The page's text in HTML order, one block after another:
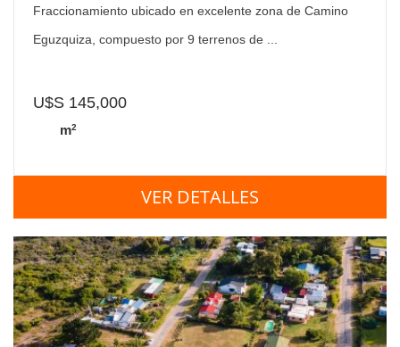
Fraccionamiento ubicado en excelente zona de Camino
Eguzquiza, compuesto por 9 terrenos de ...
U$S 145,000
m2
VER DETALLES